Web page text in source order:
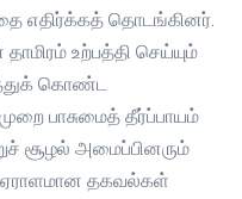
எதிர்க்கத் தொடங்கினர்.
உற்பத்தி செய்யும்
கொண்ட
பாசுமைத் தீர்ப்பாயம்
சூழல் அமைப்பினரும்
ஏராளமான தகவல்கள்